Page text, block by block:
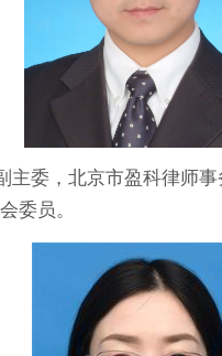
主委，北京市盈科律师
委员。